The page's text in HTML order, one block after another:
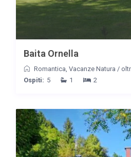
Baita Ornella
Romantica, Vacanze Natura /
Ospiti: 5 1 2